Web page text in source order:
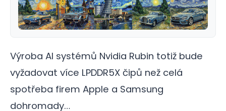
Výroba AI systémů Nvidia Rubin totiž bude
vyžadovat více LPDDR5X čipů než celá
spotřeba firem Apple a Samsung
dohromady…